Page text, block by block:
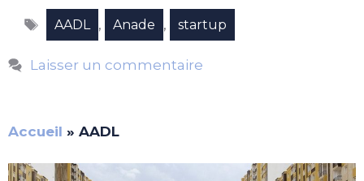
Étiquettes
AADL , Anade , startup
Laisser un commentaire
Accueil » AADL